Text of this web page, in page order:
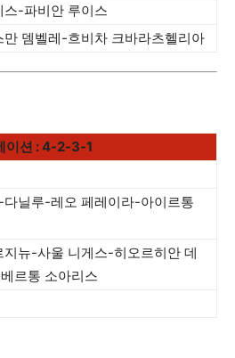
-파비안 루이스
뎀벨레-흐비차 크바라츠헬리아
이션 : 4-2-3-1
닐루-레오 페레이라-아이르통
뉴-사울 니게스-히오르히안 데
르통 소아리스